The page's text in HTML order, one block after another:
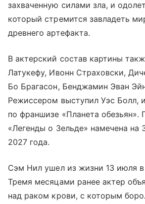
захваченную силами зла, и
который стремится завладеть
древнего артефакта.
В актерский состав картины
Латукефу, Ивонн Страховски,
Бо Брагасон, Бенджамин Эван
Режиссером выступил Уэс Болл,
по франшизе «Планета обезьян».
«Легенды о Зельде» намечена на
2027 года.
Сэм Нил ушел из жизни 13 июля в
Тремя месяцами ранее актер
над раком крови, с которым